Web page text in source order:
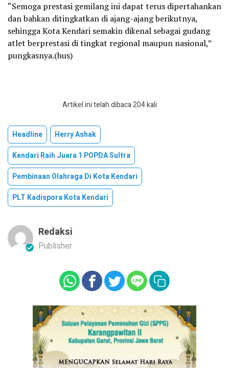
“Semoga prestasi gemilang ini dapat terus dipertahankan
dan bahkan ditingkatkan di ajang-ajang berikutnya,
sehingga Kota Kendari semakin dikenal sebagai gudang
atlet berprestasi di tingkat regional maupun nasional,”
pungkasnya.(hus)
Artikel ini telah dibaca 204 kali
Headline
Herry Ashak
Kendari Raih Juara 1 POPDA Sultra
Pembinaan Olahraga Di Kota Kendari
PLT Kadispora Kota Kendari
Redaksi
Publisher